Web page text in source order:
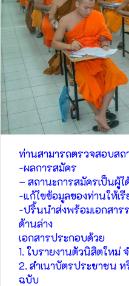
ท่านสามารถตรวจสอบสถ
-ผลการสมัคร
– สถานะการสมัครเป็นผู้ไ
-แก้ไขข้อมูลของท่านให้เ
-ปริ้นนำส่งพร้อมเอกสา
ด้านล่าง
เอกสารประกอบด้วย
1. ใบรายงานตัวนิสิตใหม่
2. สำเนาบัตรประชาชน
ฉบับ